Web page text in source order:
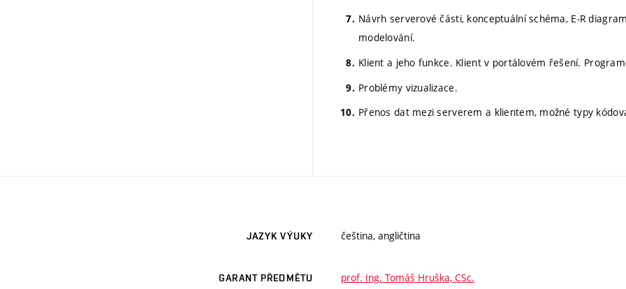
Návrh serverové části, konceptuální schéma, E-R
modelování.
Klient a jeho funkce. Klient v portálovém řešení.
Problémy vizualizace.
Přenos dat mezi serverem a klientem, možné typy
JAZYK VÝUKY čeština, angličtina
GARANT PŘEDMĚTU prof. Ing. Tomáš Hruška, CSc.